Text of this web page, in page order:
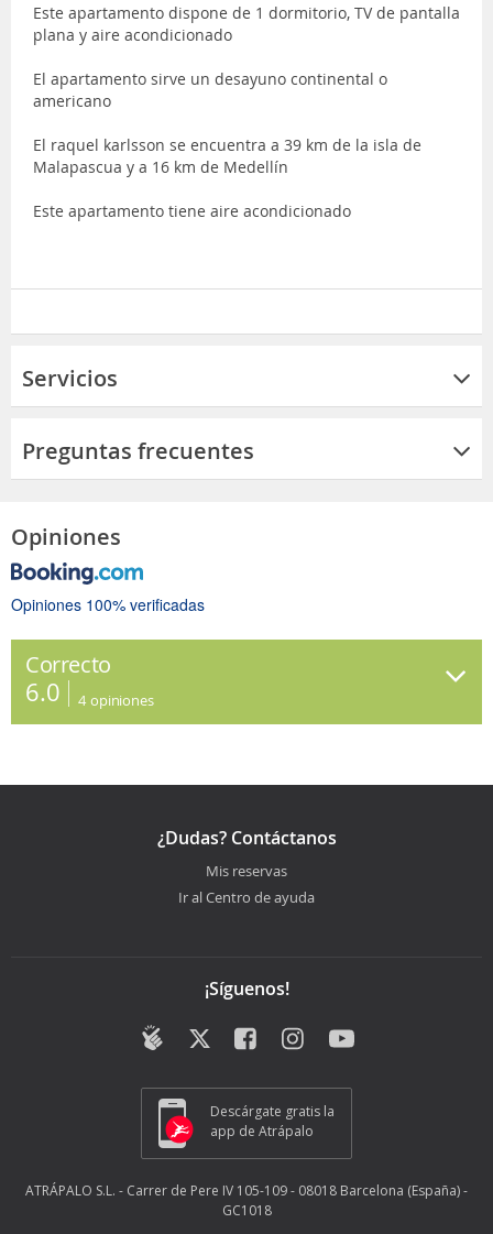
Este apartamento dispone de 1 dormitorio, TV de pantalla
plana y aire acondicionado
El apartamento sirve un desayuno continental o
americano
El raquel karlsson se encuentra a 39 km de la isla de
Malapascua y a 16 km de Medellín
Este apartamento tiene aire acondicionado
Servicios
Preguntas frecuentes
Opiniones
Opiniones 100% verificadas
Correcto
6.0 4 opiniones
¿Dudas? Contáctanos
Mis reservas
Ir al Centro de ayuda
¡Síguenos!
Descárgate gratis la
app de Atrápalo
ATRÁPALO S.L. - Carrer de Pere IV 105-109 - 08018 Barcelona (España) -
GC1018